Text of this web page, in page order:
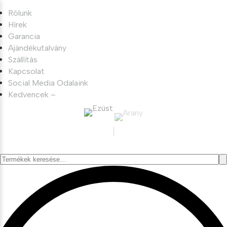
Rólunk
Hírek
Garancia
Ajándékutalvány
Szállítás
Kapcsolat
Social Media Odalaink
Kedvencek –
Keresés
következőre: